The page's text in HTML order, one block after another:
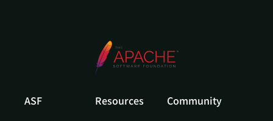
ASF Resources Community